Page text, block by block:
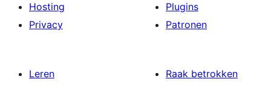
Hosting
Privacy
Plugins
Patronen
Leren
Raak betrokken